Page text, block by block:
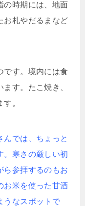
の時期には、地面
お札やだるまなど
です。境内には食
す。たこ焼き、
。
んでは、ちょっと
。寒さの厳しい初
ら参拝するのもお
お米を使った甘酒
うなスポットで